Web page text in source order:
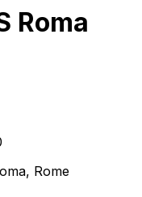
Roma
, Rome